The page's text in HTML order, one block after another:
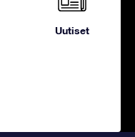
Uutiset